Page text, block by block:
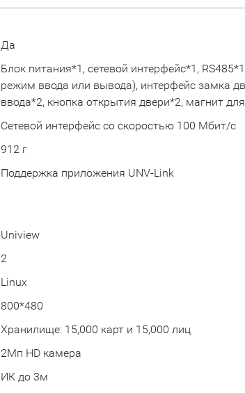
Да
Блок питания*1, сетевой интерфейс*1,
режим ввода или вывода), интерфейс замка
ввода*2, кнопка открытия двери*2, магнит
Сетевой интерфейс со скоростью 100 Мбит/с
912 г
Поддержка приложения UNV-Link
Uniview
2
Linux
800*480
Хранилище: 15,000 карт и 15,000 лиц
2Мп HD камера
ИК до 3м